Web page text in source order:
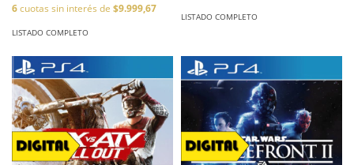
6cuotas sin interés de $9.999,67
LISTADO COMPLETO
LISTADO COMPLETO